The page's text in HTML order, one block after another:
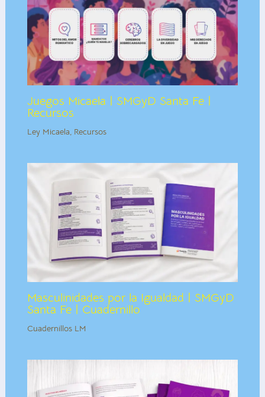
Juegos Micaela | SMGyD Santa Fe |
Recursos
Ley Micaela, Recursos
Masculinidades por la Igualdad | SMGyD
Santa Fe | Cuadernillo
Cuadernillos LM